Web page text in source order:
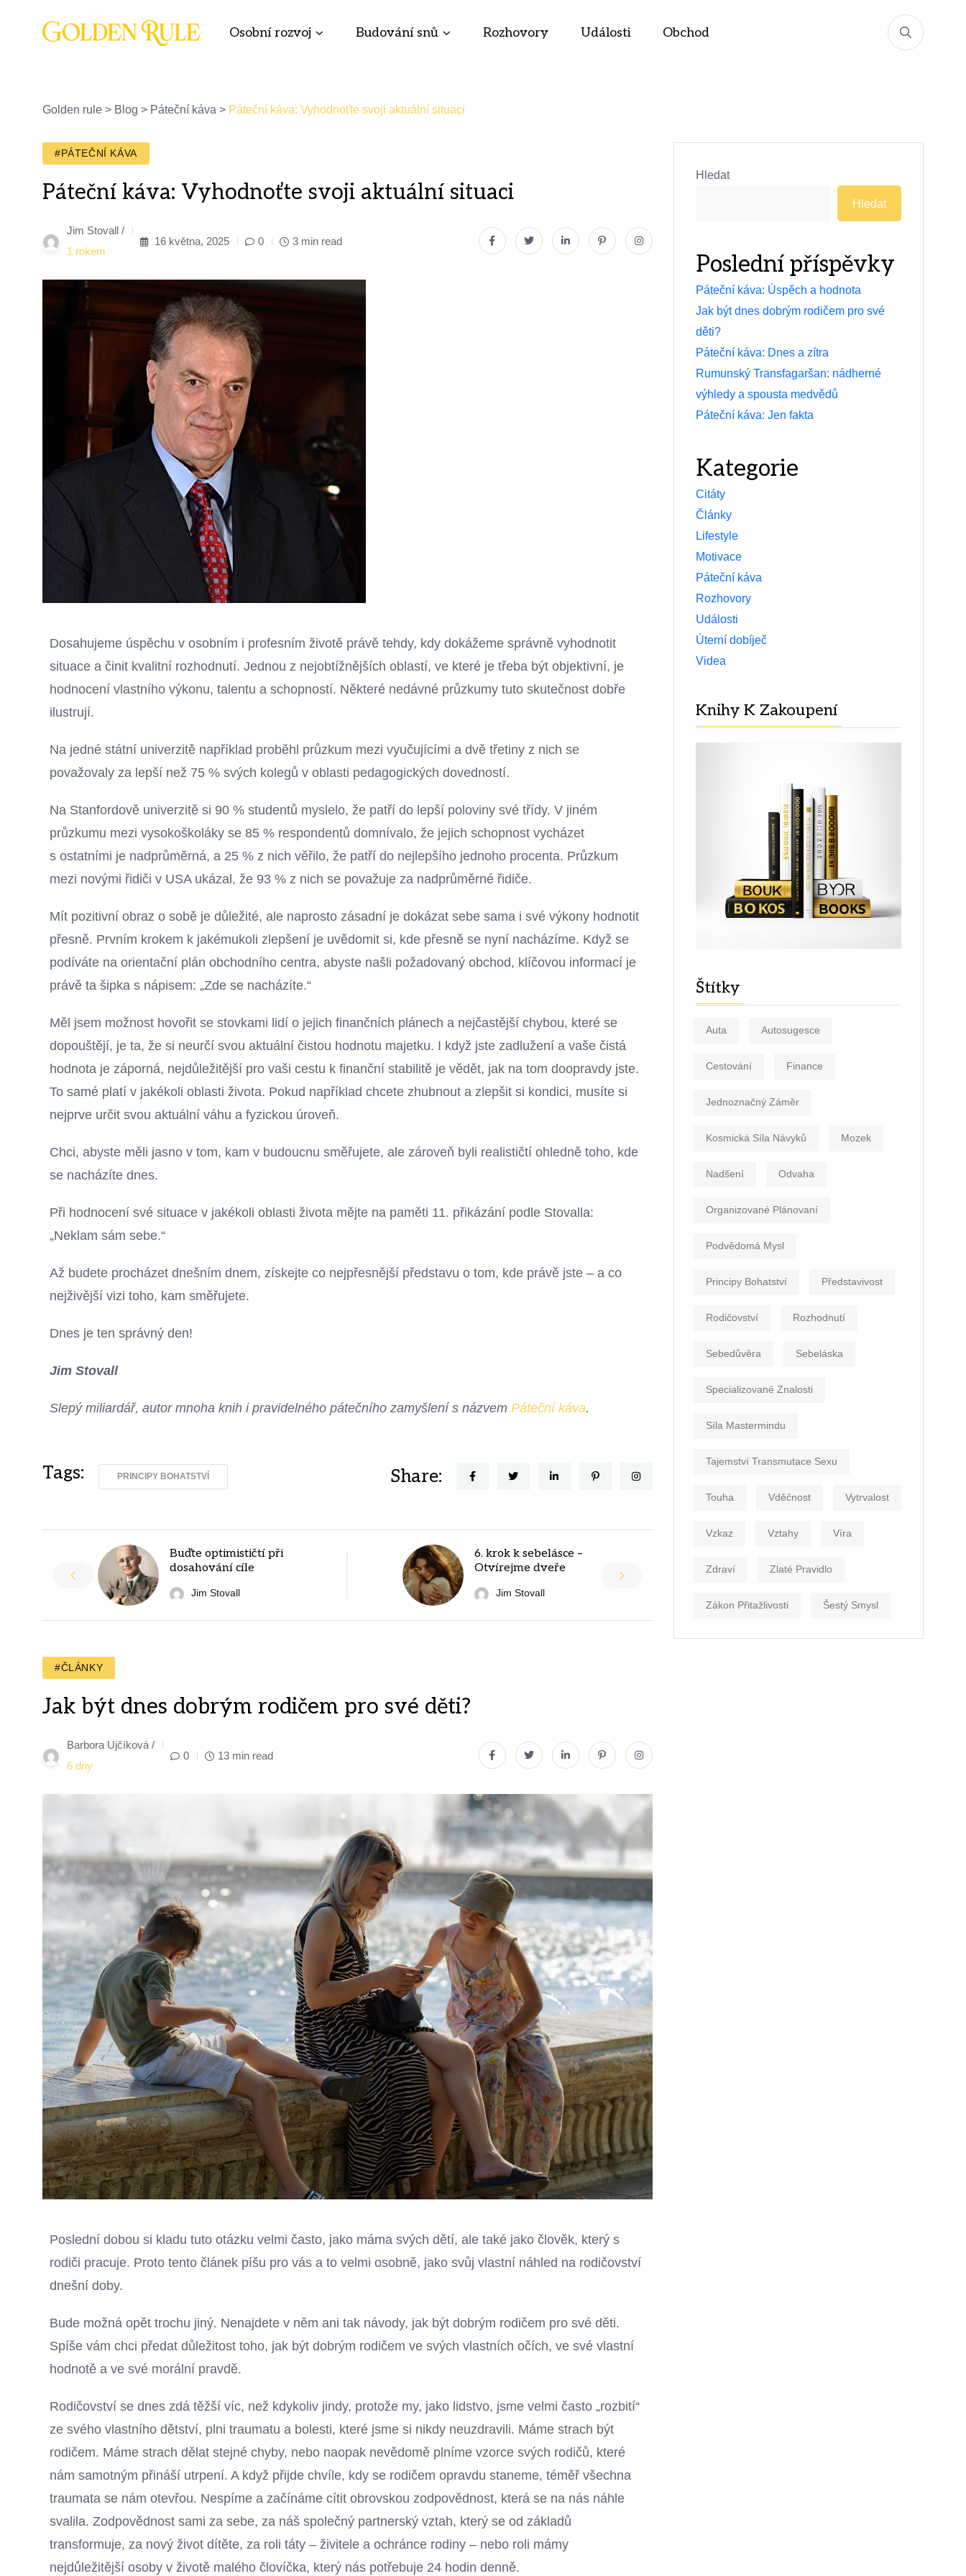
Osobní rozvoj Budování snů Rozhovory Události Obchod
Golden rule > Blog > Páteční káva > Páteční káva: Vyhodnoťte svoji aktuální situaci
#PÁTEČNÍ KÁVA
Páteční káva: Vyhodnoťte svoji aktuální situaci
Jim Stovall /
1 rokem
16 května, 2025 0 3 min read
Dosahujeme úspěchu v osobním i profesním životě právě tehdy, kdy dokážeme správně vyhodnotit
situace a činit kvalitní rozhodnutí. Jednou z nejobtížnějších oblastí, ve které je třeba být objektivní, je
hodnocení vlastního výkonu, talentu a schopností. Některé nedávné průzkumy tuto skutečnost dobře
ilustrují.
Na jedné státní univerzitě například proběhl průzkum mezi vyučujícími a dvě třetiny z nich se
považovaly za lepší než 75 % svých kolegů v oblasti pedagogických dovedností.
Na Stanfordově univerzitě si 90 % studentů myslelo, že patří do lepší poloviny své třídy. V jiném
průzkumu mezi vysokoškoláky se 85 % respondentů domnívalo, že jejich schopnost vycházet
s ostatními je nadprůměrná, a 25 % z nich věřilo, že patří do nejlepšího jednoho procenta. Průzkum
mezi novými řidiči v USA ukázal, že 93 % z nich se považuje za nadprůměrné řidiče.
Mít pozitivní obraz o sobě je důležité, ale naprosto zásadní je dokázat sebe sama i své výkony hodnotit
přesně. Prvním krokem k jakémukoli zlepšení je uvědomit si, kde přesně se nyní nacházíme. Když se
podíváte na orientační plán obchodního centra, abyste našli požadovaný obchod, klíčovou informací je
právě ta šipka s nápisem: „Zde se nacházíte.“
Měl jsem možnost hovořit se stovkami lidí o jejich finančních plánech a nejčastější chybou, které se
dopouštějí, je ta, že si neurčí svou aktuální čistou hodnotu majetku. I když jste zadlužení a vaše čistá
hodnota je záporná, nejdůležitější pro vaši cestu k finanční stabilitě je vědět, jak na tom doopravdy jste.
To samé platí v jakékoli oblasti života. Pokud například chcete zhubnout a zlepšit si kondici, musíte si
nejprve určit svou aktuální váhu a fyzickou úroveň.
Chci, abyste měli jasno v tom, kam v budoucnu směřujete, ale zároveň byli realističtí ohledně toho, kde
se nacházíte dnes.
Při hodnocení své situace v jakékoli oblasti života mějte na paměti 11. přikázání podle Stovalla:
„Neklam sám sebe.“
Až budete procházet dnešním dnem, získejte co nejpřesnější představu o tom, kde právě jste – a co
nejživější vizi toho, kam směřujete.
Dnes je ten správný den!
Jim Stovall
Slepý miliardář, autor mnoha knih i pravidelného pátečního zamyšlení s názvem Páteční káva.
Tags: PRINCIPY BOHATSTVÍ Share:
Buďte optimističtí při
dosahování cíle
Jim Stovall
6. krok k sebelásce –
Otvírejme dveře
Jim Stovall
#ČLÁNKY
Jak být dnes dobrým rodičem pro své děti?
Barbora Ujčíková /
6 dny
0 13 min read
Poslední dobou si kladu tuto otázku velmi často, jako máma svých dětí, ale také jako člověk, který s
rodiči pracuje. Proto tento článek píšu pro vás a to velmi osobně, jako svůj vlastní náhled na rodičovství
dnešní doby.
Bude možná opět trochu jiný. Nenajdete v něm ani tak návody, jak být dobrým rodičem pro své děti.
Spíše vám chci předat důležitost toho, jak být dobrým rodičem ve svých vlastních očích, ve své vlastní
hodnotě a ve své morální pravdě.
Rodičovství se dnes zdá těžší víc, než kdykoliv jindy, protože my, jako lidstvo, jsme velmi často „rozbití“
ze svého vlastního dětství, plni traumatu a bolesti, které jsme si nikdy neuzdravili. Máme strach být
rodičem. Máme strach dělat stejné chyby, nebo naopak nevědomě plníme vzorce svých rodičů, které
nám samotným přináší utrpení. A když přijde chvíle, kdy se rodičem opravdu staneme, téměř všechna
traumata se nám otevřou. Nespíme a začínáme cítit obrovskou zodpovědnost, která se na nás náhle
svalila. Zodpovědnost sami za sebe, za náš společný partnerský vztah, který se od základů
transformuje, za nový život dítěte, za roli táty – živitele a ochránce rodiny – nebo roli mámy
nejdůležitější osoby v životě malého človíčka, který nás potřebuje 24 hodin denně.
Hledat
Hledat
Poslední příspěvky
Páteční káva: Úspěch a hodnota
Jak být dnes dobrým rodičem pro své
děti?
Páteční káva: Dnes a zítra
Rumunský Transfagaršan: nádherné
výhledy a spousta medvědů
Páteční káva: Jen fakta
Kategorie
Citáty
Články
Lifestyle
Motivace
Páteční káva
Rozhovory
Události
Úterní dobíječ
Videa
Knihy K Zakoupení
Štítky
Auta Autosugesce
Cestování Finance
Jednoznačný Záměr
Kosmická Síla Návyků Mozek
Nadšení Odvaha
Organizované Plánovaní
Podvědomá Mysl
Principy Bohatství Představivost
Rodičovství Rozhodnutí
Sebedůvěra Sebeláska
Specializované Znalosti
Síla Mastermindu
Tajemství Transmutace Sexu
Touha Vděčnost Vytrvalost
Vzkaz Vztahy Víra
Zdraví Zlaté Pravidlo
Zákon Přitažlivosti Šestý Smysl